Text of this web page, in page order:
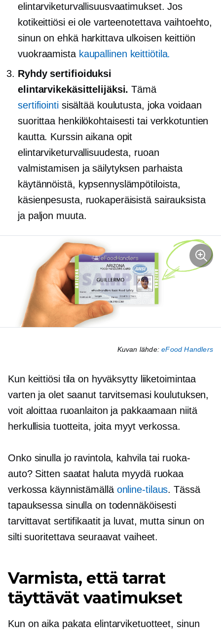
elintarviketurvallisuusvaatimukset. Jos
kotikeittiösi ei ole varteenotettava vaihtoehto,
sinun on ehkä harkittava ulkoisen keittiön
vuokraamista kaupallinen keittiötila.
Ryhdy sertifioiduksi
elintarvikekäsittelijäksi. Tämä
sertifiointisisältää koulutusta, joka voidaan
suorittaa henkilökohtaisesti tai verkkotuntien
kautta. Kurssin aikana opit
elintarviketurvallisuudesta, ruoan
valmistamisen ja säilytyksen parhaista
käytännöistä, kypsennyslämpötiloista,
käsienpesusta, ruokaperäisistä sairauksista
ja paljon muuta.
Kuvan lähde:eFood Handlers
Kun keittiösi tila on hyväksytty liiketoimintaa
varten ja olet saanut tarvitsemasi koulutuksen,
voit aloittaa ruoanlaiton ja pakkaamaan niitä
herkullisia tuotteita, joita myyt verkossa.
Onko sinulla jo ravintola, kahvila tai ruoka-
auto? Sitten saatat haluta myydä ruokaa
verkossa käynnistämällä online-tilaus. Tässä
tapauksessa sinulla on todennäköisesti
tarvittavat sertifikaatit ja luvat, mutta sinun on
silti suoritettava seuraavat vaiheet.
Varmista, että tarrat
täyttävät vaatimukset
Kun on aika pakata elintarviketuotteet, sinun